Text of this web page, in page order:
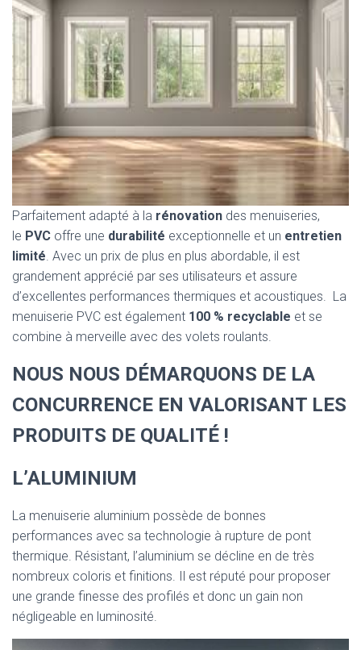
Parfaitement adapté à la rénovation des menuiseries,
le PVC offre une durabilité exceptionnelle et un entretien
limité. Avec un prix de plus en plus abordable, il est
grandement apprécié par ses utilisateurs et assure
d’excellentes performances thermiques et acoustiques. La
menuiserie PVC est également 100 % recyclable et se
combine à merveille avec des volets roulants.
NOUS NOUS DÉMARQUONS DE LA
CONCURRENCE EN VALORISANT LES
PRODUITS DE QUALITÉ !
L’ALUMINIUM
La menuiserie aluminium possède de bonnes
performances avec sa technologie à rupture de pont
thermique. Résistant, l’aluminium se décline en de très
nombreux coloris et finitions. Il est réputé pour proposer
une grande finesse des profilés et donc un gain non
négligeable en luminosité.